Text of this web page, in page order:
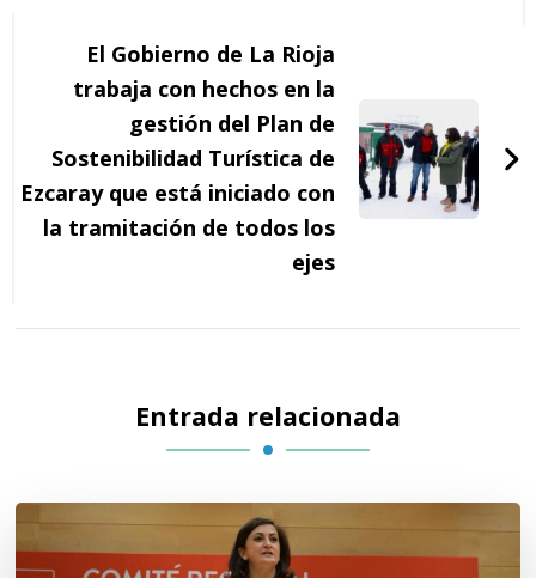
El Gobierno de La Rioja
trabaja con hechos en la
gestión del Plan de
Sostenibilidad Turística de
Ezcaray que está iniciado con
la tramitación de todos los
ejes
Entrada relacionada